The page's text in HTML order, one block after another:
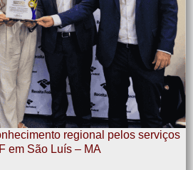
regional pelos serviços
em São Luís – MA